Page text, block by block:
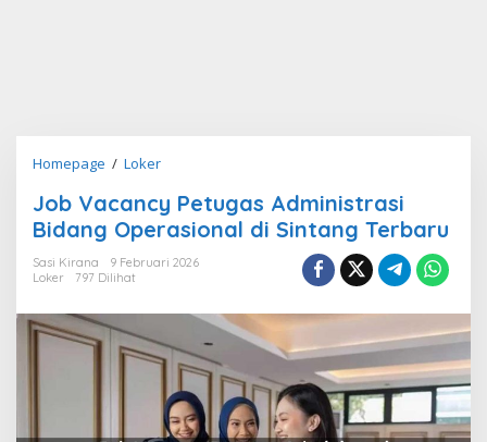
Homepage / LokerJob
Petugas
Administrasi
Operasional
Sintang
Job Vacancy Petugas Administrasi
Bidang Operasional di Sintang Terbaru
Sasi Kirana
9 Februari 2026
Loker
797 Dilihat